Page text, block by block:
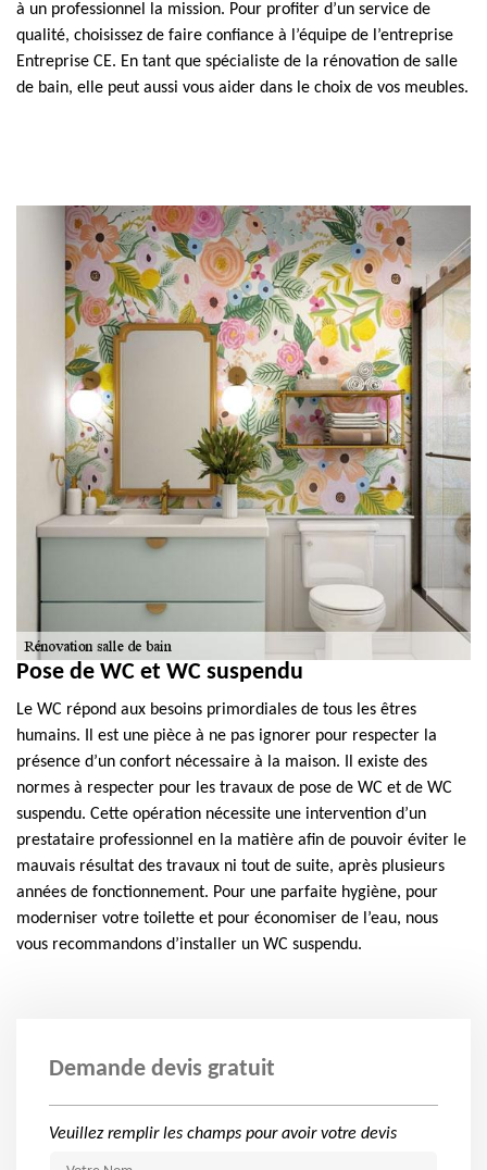
à un professionnel la mission. Pour profiter d’un service de
qualité, choisissez de faire confiance à l’équipe de l’entreprise
Entreprise CE. En tant que spécialiste de la rénovation de salle
de bain, elle peut aussi vous aider dans le choix de vos meubles.
Pose de WC et WC suspendu
Le WC répond aux besoins primordiales de tous les êtres
humains. Il est une pièce à ne pas ignorer pour respecter la
présence d’un confort nécessaire à la maison. Il existe des
normes à respecter pour les travaux de pose de WC et de WC
suspendu. Cette opération nécessite une intervention d’un
prestataire professionnel en la matière afin de pouvoir éviter le
mauvais résultat des travaux ni tout de suite, après plusieurs
années de fonctionnement. Pour une parfaite hygiène, pour
moderniser votre toilette et pour économiser de l’eau, nous
vous recommandons d’installer un WC suspendu.
Demande devis gratuit
Veuillez remplir les champs pour avoir votre devis